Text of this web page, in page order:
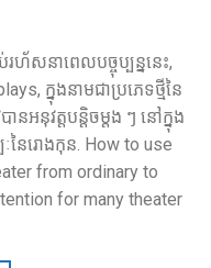
រហ័សនាពេលបច្ចុប្បន្ននេះ,
, ក្នុងនាមជាប្រភេទថ្មីនៃ
នុវត្តបន្តិចម្តង ៗ នៅក្នុង
នៃរោងកុន. How to use
from ordinary to
for many theater